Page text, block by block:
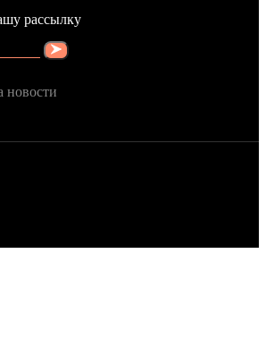
рассылку
новости